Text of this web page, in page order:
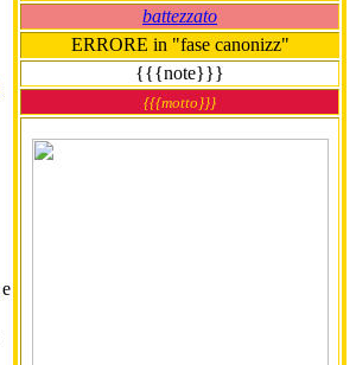
battezzato
ERRORE in "fase canonizz"
{{{note}}}
{{{motto}}}
e